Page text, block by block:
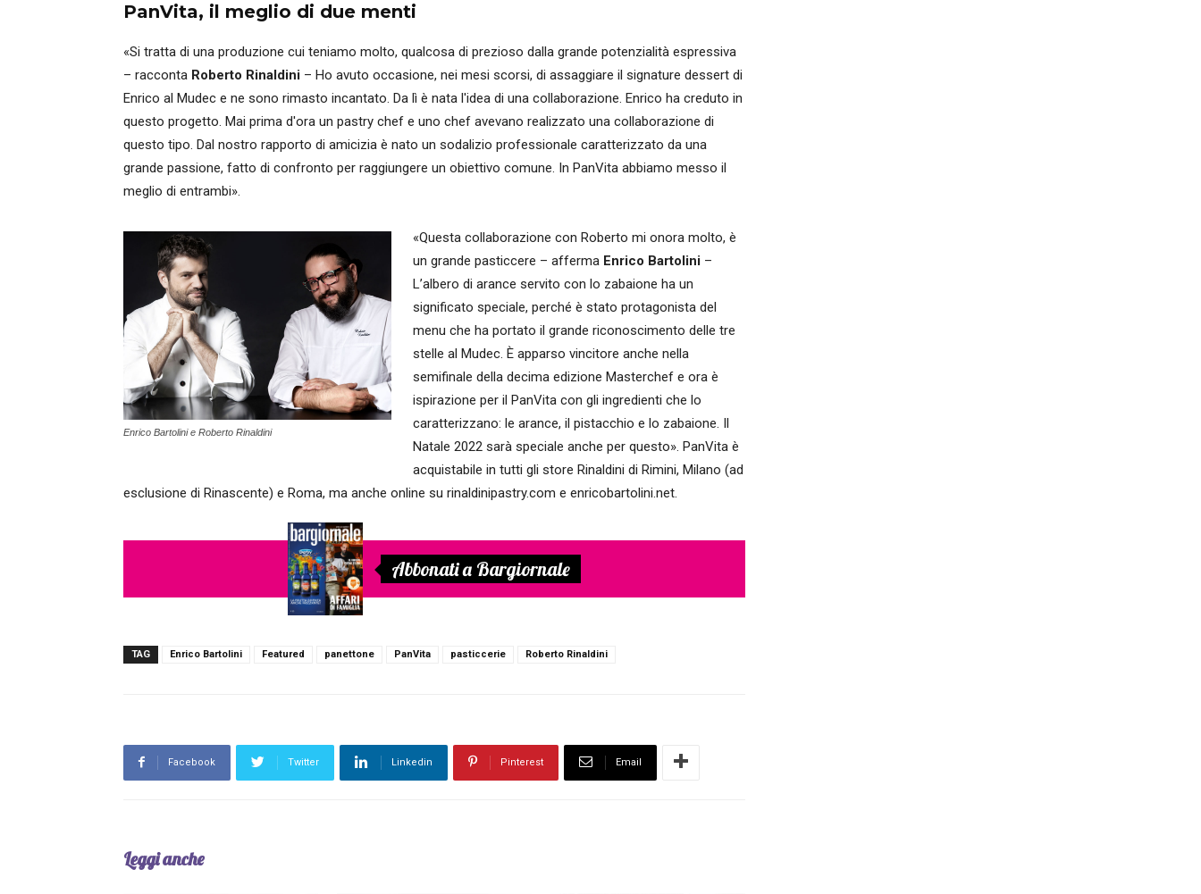
PanVita, il meglio di due menti
«Si tratta di una produzione cui teniamo molto, qualcosa di prezioso dalla grande potenzialità espressiva
– racconta Roberto Rinaldini – Ho avuto occasione, nei mesi scorsi, di assaggiare il signature dessert di
Enrico al Mudec e ne sono rimasto incantato. Da lì è nata l'idea di una collaborazione. Enrico ha creduto in
questo progetto. Mai prima d'ora un pastry chef e uno chef avevano realizzato una collaborazione di
questo tipo. Dal nostro rapporto di amicizia è nato un sodalizio professionale caratterizzato da una
grande passione, fatto di confronto per raggiungere un obiettivo comune. In PanVita abbiamo messo il
meglio di entrambi».
Enrico Bartolini e Roberto Rinaldini
«Questa collaborazione con Roberto mi onora molto, è
un grande pasticcere – afferma Enrico Bartolini –
L’albero di arance servito con lo zabaione ha un
significato speciale, perché è stato protagonista del
menu che ha portato il grande riconoscimento delle tre
stelle al Mudec. È apparso vincitore anche nella
semifinale della decima edizione Masterchef e ora è
ispirazione per il PanVita con gli ingredienti che lo
caratterizzano: le arance, il pistacchio e lo zabaione. Il
Natale 2022 sarà speciale anche per questo». PanVita è
acquistabile in tutti gli store Rinaldini di Rimini, Milano (ad
esclusione di Rinascente) e Roma, ma anche online su rinaldinipastry.com e enricobartolini.net.
Abbonati a Bargiornale
TAG Enrico Bartolini Featured panettone PanVita pasticcerie Roberto Rinaldini
Facebook Twitter Linkedin Pinterest Email
Leggi anche